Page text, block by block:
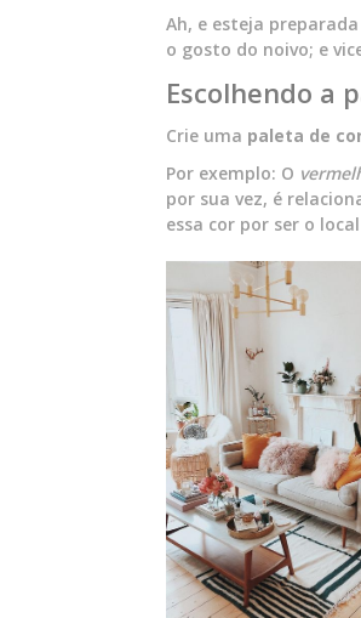
Ah, e esteja
o gosto do noivo; e
Escolhendo a
Crie uma paleta de
Por exemplo: O
por sua vez, é
essa cor por ser o